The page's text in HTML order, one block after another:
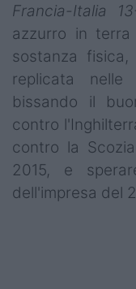
Campionati
Serie A
Serie B
Serie C
Femminile
Giovanili
Francia-Italia
azzurro in
sostanza
replicata
bissando il
contro
contro la
2015, e
dell'impresa del